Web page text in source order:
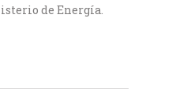
de Energía.